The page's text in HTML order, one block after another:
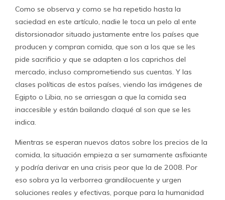
Como se observa y como se ha repetido hasta la
saciedad en este artículo, nadie le toca un pelo al ente
distorsionador situado justamente entre los países que
producen y compran comida, que son a los que se les
pide sacrificio y que se adapten a los caprichos del
mercado, incluso comprometiendo sus cuentas. Y las
clases políticas de estos países, viendo las imágenes de
Egipto o Libia, no se arriesgan a que la comida sea
inaccesible y están bailando claqué al son que se les
indica.
Mientras se esperan nuevos datos sobre los precios de la
comida, la situación empieza a ser sumamente asfixiante
y podría derivar en una crisis peor que la de 2008. Por
eso sobra ya la verborrea grandilocuente y urgen
soluciones reales y efectivas, porque para la humanidad